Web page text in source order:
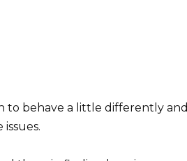
to behave a little differently and